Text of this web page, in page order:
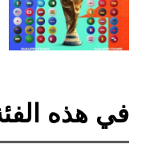
في هذه